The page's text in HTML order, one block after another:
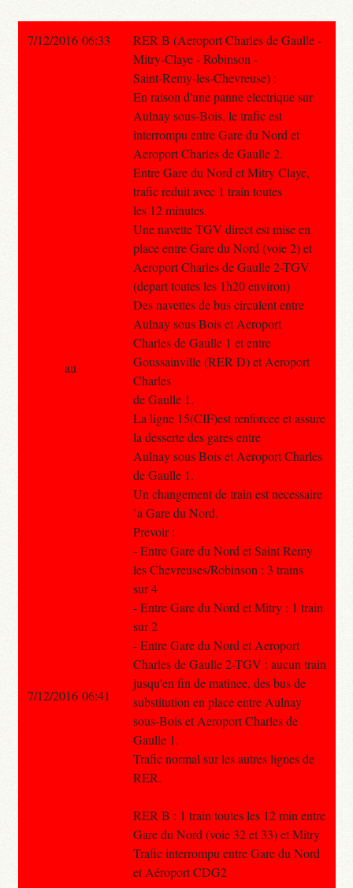
7/12/2016 06:33
RER B (Aeroport Charles de Gaulle -
Mitry-Claye - Robinson -
Saint-Remy-les-Chevreuse) :
En raison d'une panne electrique sur
Aulnay sous-Bois, le trafic est
interrompu entre Gare du Nord et
Aeroport Charles de Gaulle 2.
Entre Gare du Nord et Mitry Claye,
trafic reduit avec 1 train toutes
les 12 minutes.
Une navette TGV direct est mise en
place entre Gare du Nord (voie 2) et
Aeroport Charles de Gaulle 2-TGV.
(depart toutes les 1h20 environ)
Des navettes de bus circulent entre
Aulnay sous Bois et Aeroport
Charles de Gaulle 1 et entre
Goussainville (RER D) et Aeroport
Charles
de Gaulle 1.
La ligne 15(CIF)est renforcee et assure
la desserte des gares entre
Aulnay sous Bois et Aeroport Charles
de Gaulle 1.
Un changement de train est necessaire
`a Gare du Nord.
Prevoir :
- Entre Gare du Nord et Saint Remy
les Chevreuses/Robinson : 3 trains
sur 4
- Entre Gare du Nord et Mitry : 1 train
sur 2
- Entre Gare du Nord et Aeroport
Charles de Gaulle 2-TGV : aucun train
jusqu'en fin de matinee, des bus de
substitution en place entre Aulnay
sous-Bois et Aeroport Charles de
Gaulle 1.
Trafic normal sur les autres lignes de
RER.
RER B : 1 train toutes les 12 min entre
Gare du Nord (voie 32 et 33) et Mitry
Trafic interrompu entre Gare du Nord
et Aéroport CDG2
au
7/12/2016 06:41